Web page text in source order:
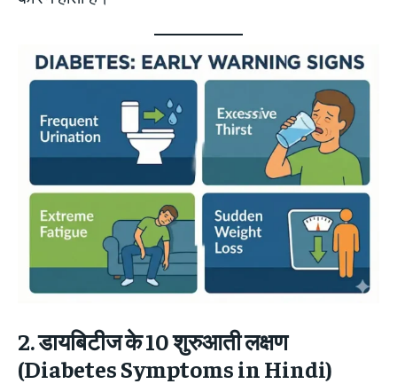
2. डायबिटीज के 10 शुरुआती लक्षण
(Diabetes Symptoms in Hindi)